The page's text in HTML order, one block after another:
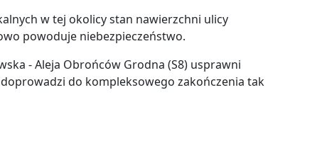
w tej okolicy stan nawierzchni ulicy
powoduje niebezpieczeństwo.
- Aleja Obrońców Grodna (S8) usprawni
do kompleksowego zakończenia tak